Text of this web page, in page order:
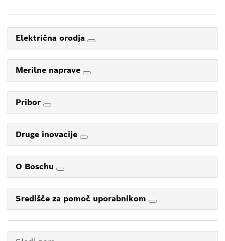
Električna orodja
Merilne naprave
Pribor
Druge inovacije
O Boschu
Središče za pomoč uporabnikom